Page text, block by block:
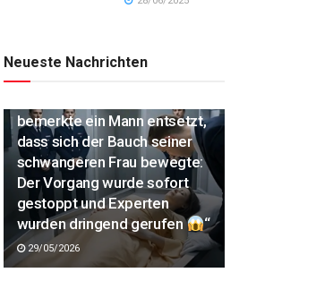
Neueste Nachrichten
bemerkte ein Mann entsetzt,
dass sich der Bauch seiner
schwangeren Frau bewegte:
Der Vorgang wurde sofort
gestoppt und Experten
wurden dringend gerufen
“
29/05/2026